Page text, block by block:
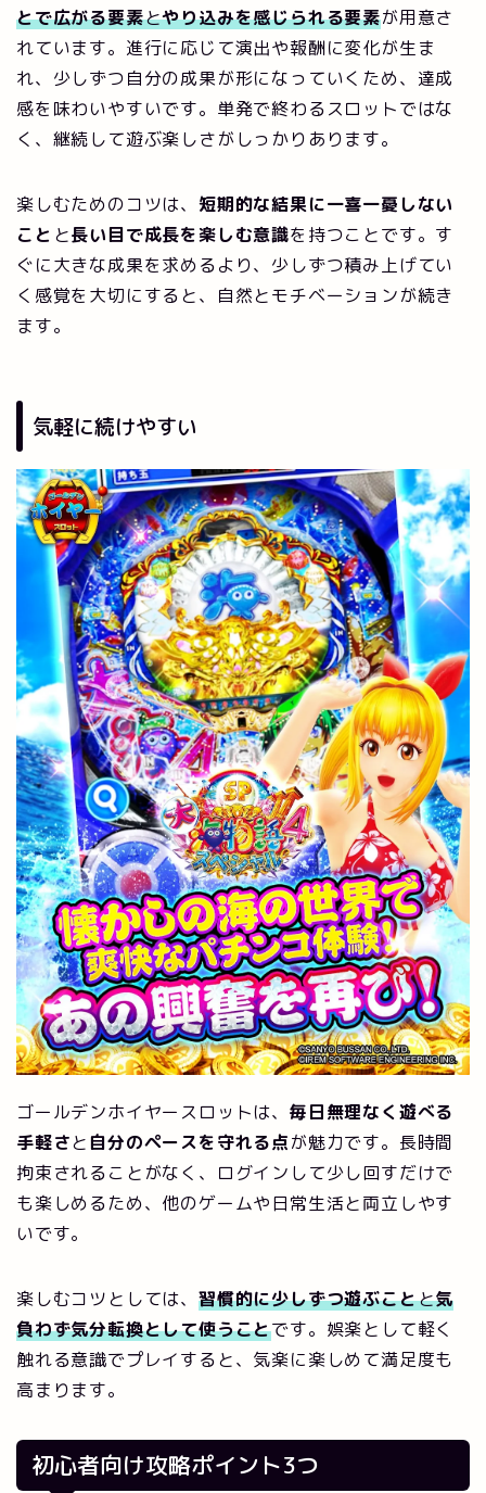
とで広がる要素とやり込みを感じられる要素が用意さ
れています。進行に応じて演出や報酬に変化が生ま
れ、少しずつ自分の成果が形になっていくため、達成
感を味わいやすいです。単発で終わるスロットではな
く、継続して遊ぶ楽しさがしっかりあります。
楽しむためのコツは、 短期的な結果に一喜一憂しない
こと と長い目で成長を楽しむ意識を持つことです。す
ぐに大きな成果を求めるより、少しずつ積み上げてい
く感覚を大切にすると、自然とモチベーションが続き
ます。
気軽に続けやすい
ゴールデンホイヤースロットは、 毎日無理なく遊べる
手軽さと自分のペースを守れる点が魅力です。長時間
拘束されることがなく、ログインして少し回すだけで
も楽しめるため、他のゲームや日常生活と両立しやす
いです。
楽しむコツとしては、 習慣的に少しずつ遊ぶことと気
負わず気分転換として使うことです。娯楽として軽く
触れる意識でプレイすると、気楽に楽しめて満足度も
高まります。
初心者向け攻略ポイント3つ